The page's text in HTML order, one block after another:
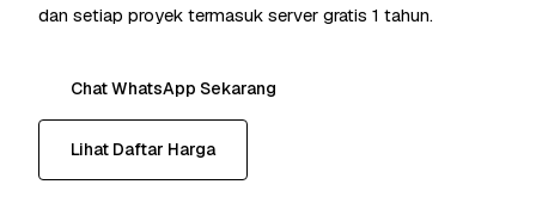
dan setiap proyek termasuk server gratis 1 tahun.
Chat WhatsApp Sekarang
Lihat Daftar Harga